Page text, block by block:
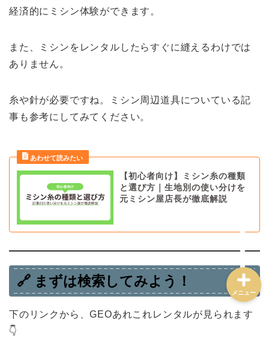
経済的にミシン体験ができます。
また、ミシンをレンタルしたらすぐに縫えるわけでは
ありません。
糸や針が必要ですね。ミシン周辺道具についている記
事も参考にしてみてください。
【初心者向け】ミシン糸の種類
と選び方｜生地別の使い分けを
元ミシン屋店長が徹底解説
🔗 まずは検索してみよう！
下のリンクから、GEOあれこれレンタルが見られます
👇
メニュー
ミシン選び方・おすすめ
ミシンの使い方・道具